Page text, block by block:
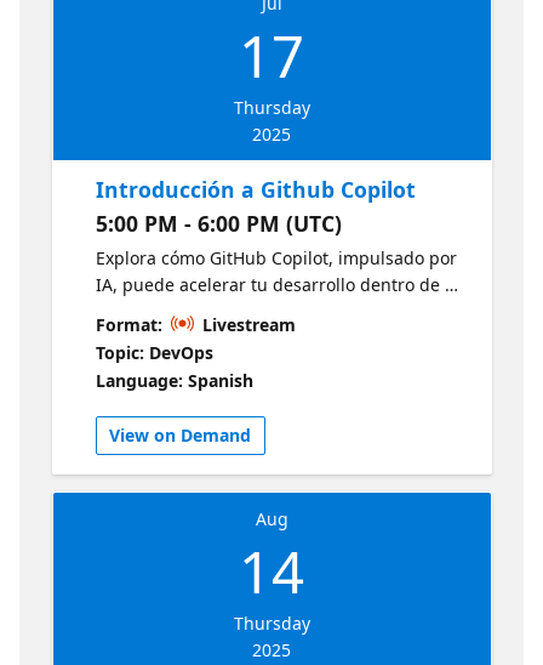
17
Thursday
2025
Introducción a Github Copilot
5:00 PM - 6:00 PM (UTC)
Explora cómo GitHub Copilot, impulsado por
IA, puede acelerar tu desarrollo dentro de VS
Code y GitHub. Verás cómo generar código,
escribir pruebas y mejorar tu flujo de trabajo
con sugerencias inteligentes en tiempo real.
Introducción a Github Copilot
Format:
Livestream
Topic: DevOps
Language: Spanish
View on Demand
Aug
14
Thursday
2025